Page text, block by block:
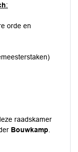
:
orde en
raadskamer
Bouwkamp